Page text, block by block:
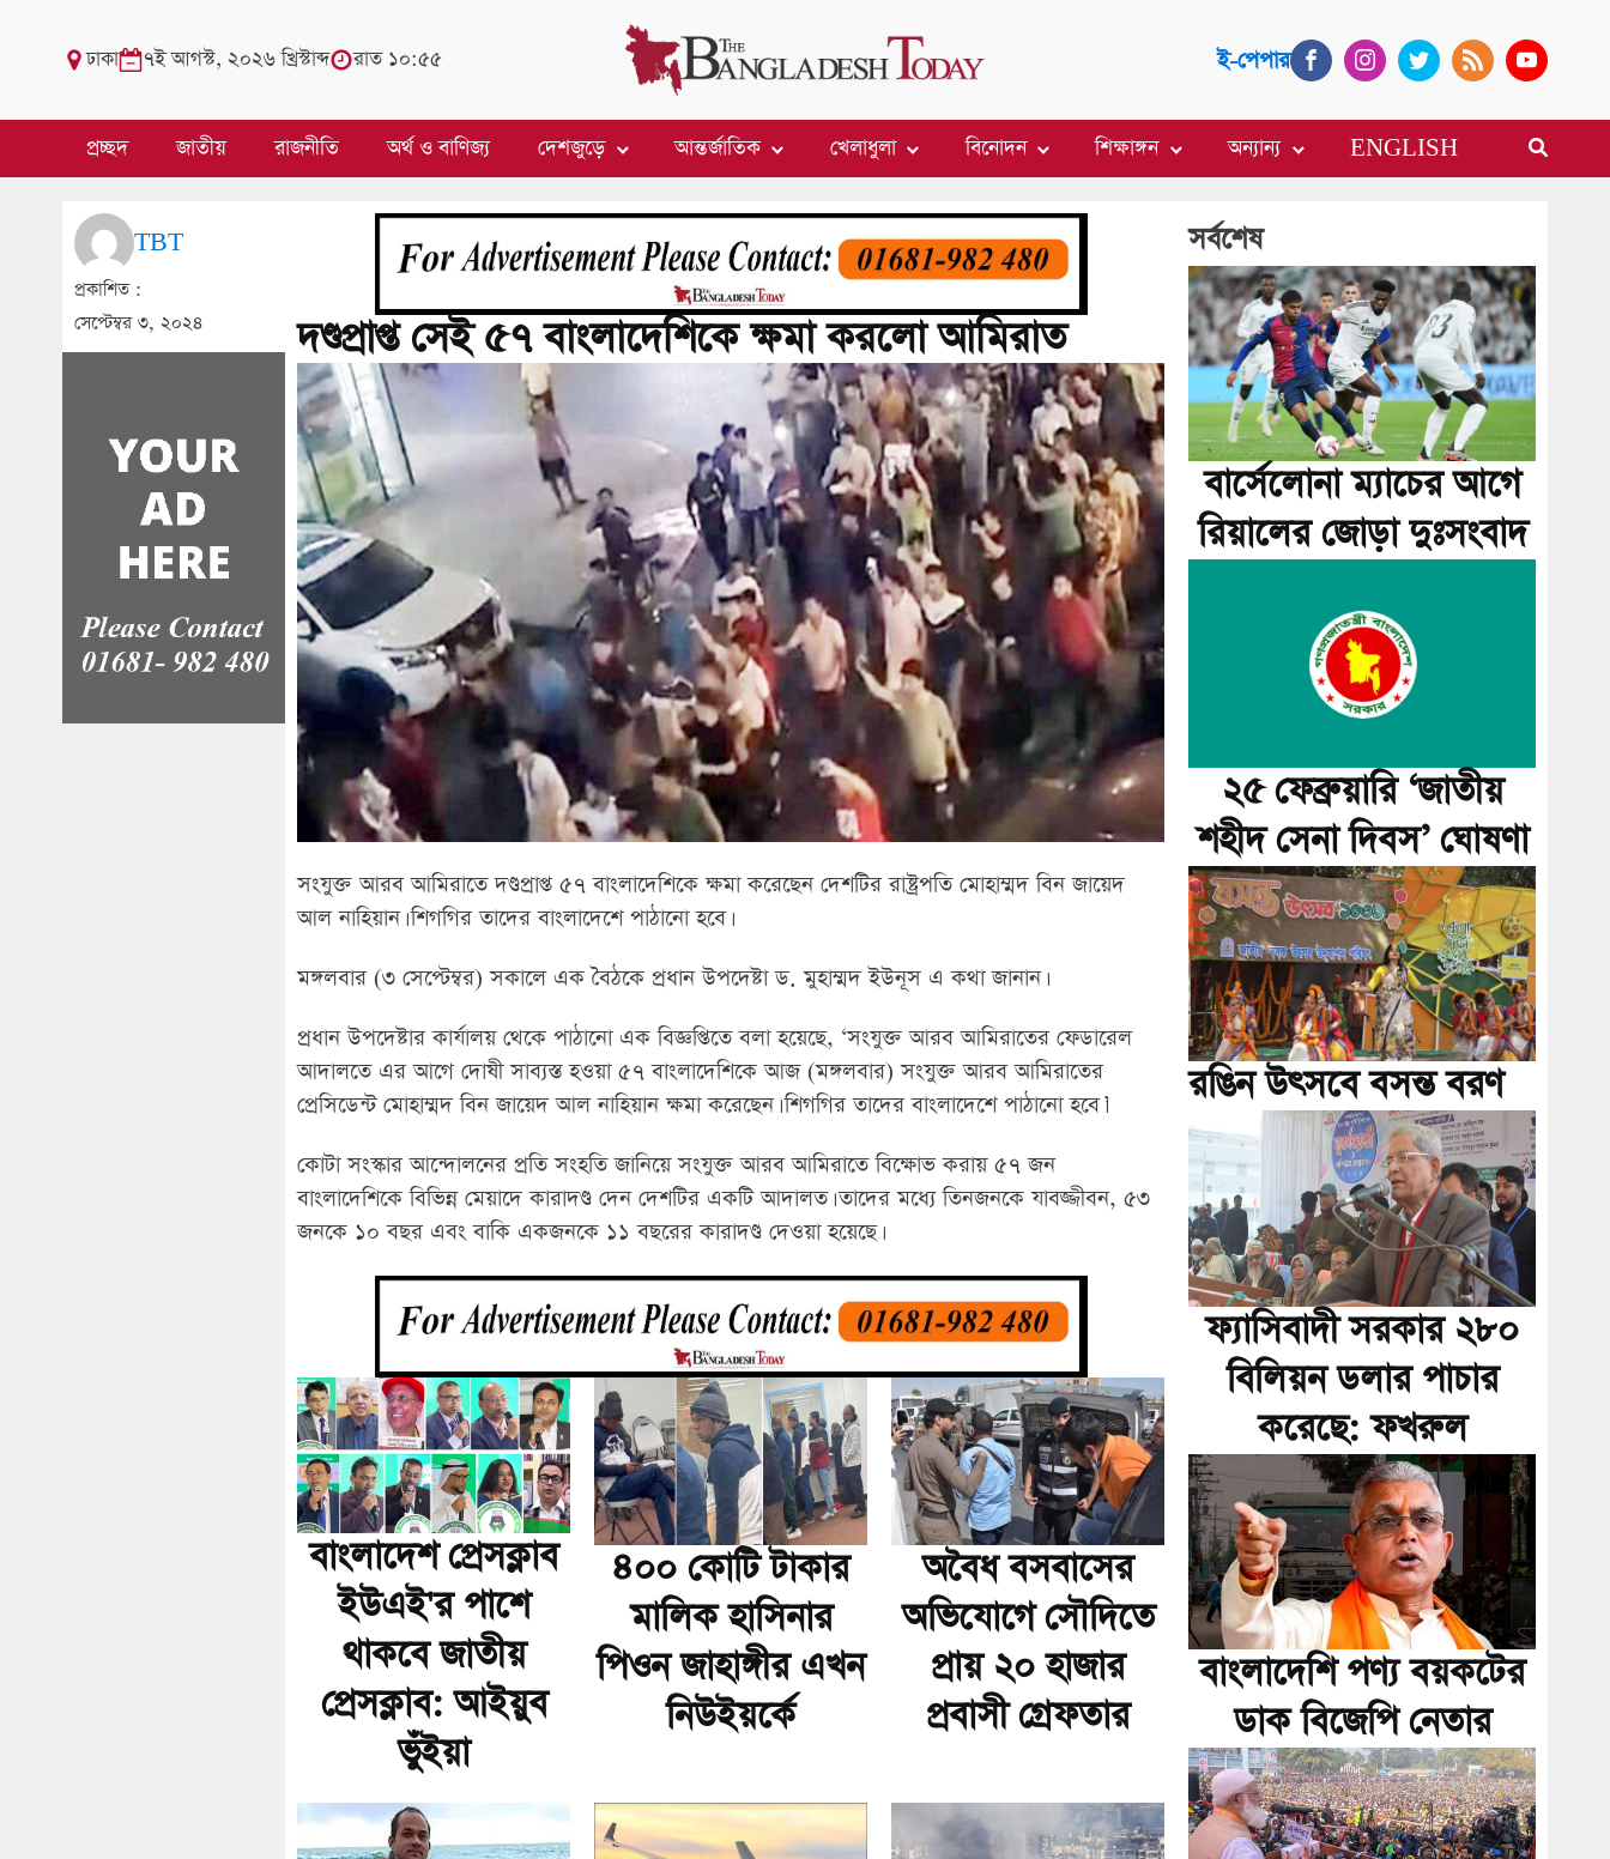
ঢাকা ৭ই আগস্ট, ২০২৬ খ্রিস্টাব্দ রাত ১০:৫৫ ই-পেপার
প্রচ্ছদ জাতীয় রাজনীতি অর্থ ও বাণিজ্য দেশজুড়ে আন্তর্জাতিক খেলাধুলা বিনোদন শিক্ষাঙ্গন অন্যান্য ENGLISH
TBT
প্রকাশিত :
সেপ্টেম্বর ৩, ২০২৪
দণ্ডপ্রাপ্ত সেই ৫৭ বাংলাদেশিকে ক্ষমা করলো আমিরাত
সংযুক্ত আরব আমিরাতে দণ্ডপ্রাপ্ত ৫৭ বাংলাদেশিকে ক্ষমা করেছেন দেশটির রাষ্ট্রপতি মোহাম্মদ বিন জায়েদ
আল নাহিয়ান। শিগগির তাদের বাংলাদেশে পাঠানো হবে।
মঙ্গলবার (৩ সেপ্টেম্বর) সকালে এক বৈঠকে প্রধান উপদেষ্টা ড. মুহাম্মদ ইউনূস এ কথা জানান।
প্রধান উপদেষ্টার কার্যালয় থেকে পাঠানো এক বিজ্ঞপ্তিতে বলা হয়েছে, ‘সংযুক্ত আরব আমিরাতের ফেডারেল
আদালতে এর আগে দোষী সাব্যস্ত হওয়া ৫৭ বাংলাদেশিকে আজ (মঙ্গলবার) সংযুক্ত আরব আমিরাতের
প্রেসিডেন্ট মোহাম্মদ বিন জায়েদ আল নাহিয়ান ক্ষমা করেছেন। শিগগির তাদের বাংলাদেশে পাঠানো হবে।’
কোটা সংস্কার আন্দোলনের প্রতি সংহতি জানিয়ে সংযুক্ত আরব আমিরাতে বিক্ষোভ করায় ৫৭ জন
বাংলাদেশিকে বিভিন্ন মেয়াদে কারাদণ্ড দেন দেশটির একটি আদালত। তাদের মধ্যে তিনজনকে যাবজ্জীবন, ৫৩
জনকে ১০ বছর এবং বাকি একজনকে ১১ বছরের কারাদণ্ড দেওয়া হয়েছে।
বাংলাদেশ প্রেসক্লাব
ইউএই'র পাশে
থাকবে জাতীয়
প্রেসক্লাব: আইয়ুব
ভুঁইয়া
৪০০ কোটি টাকার
মালিক হাসিনার
পিওন জাহাঙ্গীর এখন
নিউইয়র্কে
অবৈধ বসবাসের
অভিযোগে সৌদিতে
প্রায় ২০ হাজার
প্রবাসী গ্রেফতার
সর্বশেষ
বার্সেলোনা ম্যাচের আগে
রিয়ালের জোড়া দুঃসংবাদ
২৫ ফেব্রুয়ারি ‘জাতীয়
শহীদ সেনা দিবস’ ঘোষণা
রঙিন উৎসবে বসন্ত বরণ
ফ্যাসিবাদী সরকার ২৮০
বিলিয়ন ডলার পাচার
করেছে: ফখরুল
বাংলাদেশি পণ্য বয়কটের
ডাক বিজেপি নেতার